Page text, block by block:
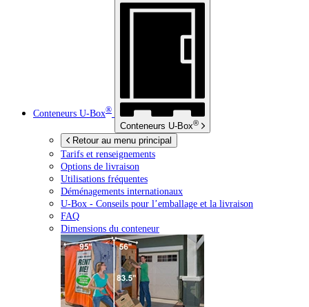
Conteneurs U-Box®
Conteneurs U-Box®
Retour au menu principal
Tarifs et renseignements
Options de livraison
Utilisations fréquentes
Déménagements internationaux
U-Box - Conseils pour l’emballage et la livraison
FAQ
Dimensions du conteneur